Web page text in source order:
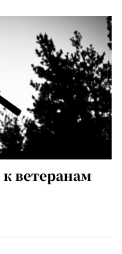
ветеранам